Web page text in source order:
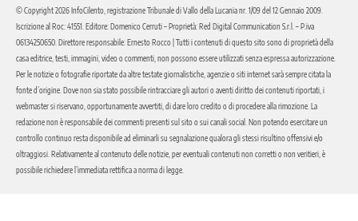
© Copyright 2026 InfoCilento, registrazione Tribunale di Vallo della Lucania nr. 1/09 del 12 Gennaio 2009.
Iscrizione al Roc: 41551. Editore: Domenico Cerruti – Proprietà: Red Digital Communication S.r.l. – P.iva
06134250650. Direttore responsabile: Ernesto Rocco | Tutti i contenuti di questo sito sono di proprietà della
casa editrice, testi, immagini, video o commenti, non possono essere utilizzati senza espressa autorizzazione.
Per le notizie o fotografie riportate da altre testate giornalistiche, agenzie o siti internet sarà sempre citata la
fonte d’origine. Dove non sia stato possibile rintracciare gli autori o aventi diritto dei contenuti riportati, i
webmaster si riservano, opportunamente avvertiti, di dare loro credito o di procedere alla rimozione. La
redazione non è responsabile dei commenti presenti sul sito o sui canali social. Non potendo esercitare un
controllo continuo resta disponibile ad eliminarli su segnalazione qualora gli stessi risultino offensivi e/o
oltraggiosi. Relativamente al contenuto delle notizie, per eventuali contenuti non corretti o non veritieri, è
possibile richiedere l’immediata rettifica a norma di legge.